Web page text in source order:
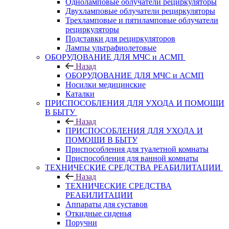
Двухламповые облучатели рециркуляторы
Трехламповые и пятиламповые облучатели
рециркуляторы
Подставки для рециркуляторов
Лампы ультрафиолетовые
ОБОРУДОВАНИЕ ДЛЯ МЧС и АСМП
Назад
ОБОРУДОВАНИЕ ДЛЯ МЧС и АСМП
Носилки медицинские
Каталки
ПРИСПОСОБЛЕНИЯ ДЛЯ УХОДА И ПОМОЩИ
В БЫТУ
Назад
ПРИСПОСОБЛЕНИЯ ДЛЯ УХОДА И
ПОМОЩИ В БЫТУ
Приспособления для туалетной комнаты
Приспособления для ванной комнаты
ТЕХНИЧЕСКИЕ СРЕДСТВА РЕАБИЛИТАЦИИ
Назад
ТЕХНИЧЕСКИЕ СРЕДСТВА
РЕАБИЛИТАЦИИ
Аппараты для суставов
Откидные сиденья
Поручни